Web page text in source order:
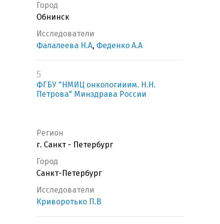
Город
Обнинск
Исследователи
Фалалеева Н.А, Феденко А.А
5
ФГБУ "НМИЦ онкологииим. Н.Н.
Петрова" Минздрава России
Регион
г. Санкт - Петербург
Город
Санкт-Петербург
Исследователи
Криворотько П.В